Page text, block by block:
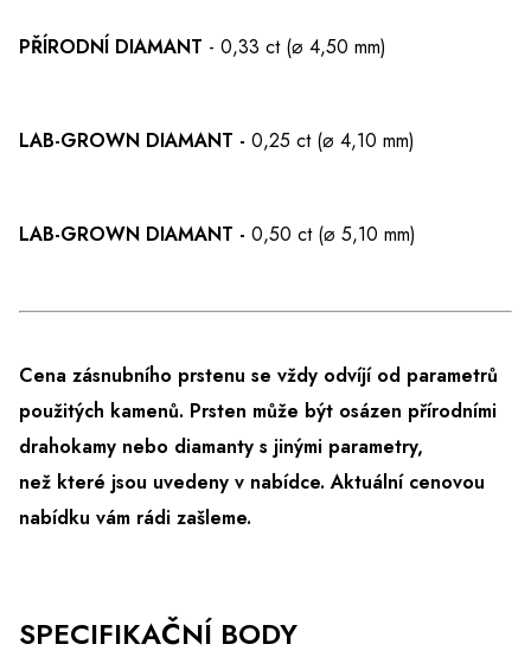
PŘÍRODNÍ DIAMANT - 0,33 ct (⌀ 4,50 mm)
LAB-GROWN DIAMANT - 0,25 ct (⌀ 4,10 mm)
LAB-GROWN DIAMANT - 0,50 ct (⌀ 5,10 mm)
Cena zásnubního prstenu se vždy odvíjí od parametrů
použitých kamenů. Prsten může být osázen přírodními
drahokamy nebo diamanty s jinými parametry,
než které jsou uvedeny v nabídce.Aktuální cenovou
nabídku vám rádi zašleme.
SPECIFIKAČNÍ BODY